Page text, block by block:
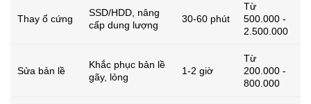
Thay ổ cứng
SSD/HDD, nâng
cấp dung lượng
30-60 phút
Từ
500.000 -
2.500.000
Sửa bản lề
Khắc phục bản lề
gãy, lỏng
1-2 giờ
Từ
200.000 -
800.000